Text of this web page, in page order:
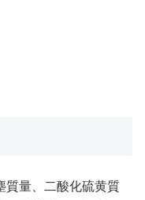
質量、二酸化硫黄質